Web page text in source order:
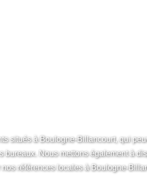
situés à Boulogne-Billancourt, qui
Nous mettons également à
références locales à Boulogne-